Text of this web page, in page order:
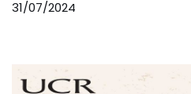
31/07/2024